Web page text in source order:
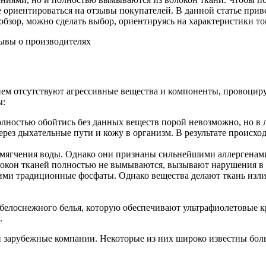
на отзывы покупателей. В данной статье
можно сделать выбор, ориентируясь на характеристики
отсутствуют агрессивные вещества и компоненты,
обойтись без данных веществ порой невозможно, но
дыхательные пути и кожу в организм. В результате
воды. Однако они признаны сильнейшими
тканей полностью не вымываются, вызывают нарушения в
традиционные фосфаты. Однако вещества делают ткань
белья, которую обеспечивают ультрафиолетовые
компании. Некоторые из них широко известны